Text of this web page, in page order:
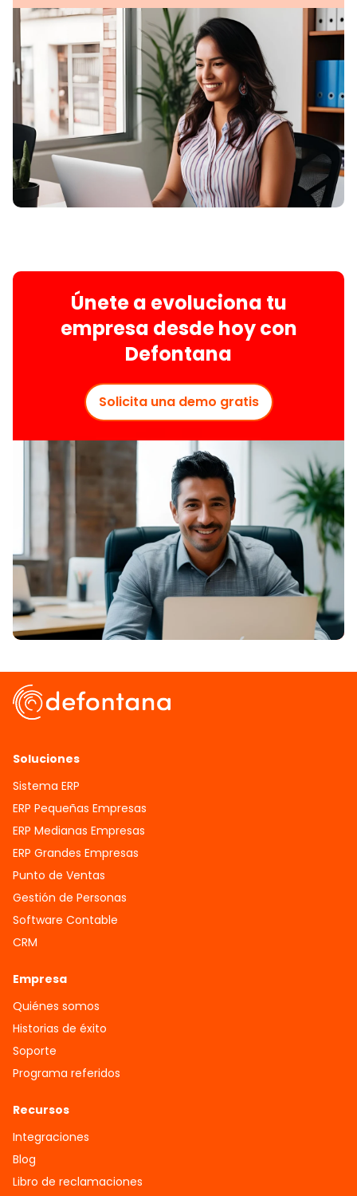
Únete a evoluciona tu
empresa desde hoy con
Defontana
Solicita una demo gratis
Soluciones
Sistema ERP
ERP Pequeñas Empresas
ERP Medianas Empresas
ERP Grandes Empresas
Punto de Ventas
Gestión de Personas
Software Contable
CRM
Empresa
Quiénes somos
Historias de éxito
Soporte
Programa referidos
Recursos
Integraciones
Blog
Libro de reclamaciones